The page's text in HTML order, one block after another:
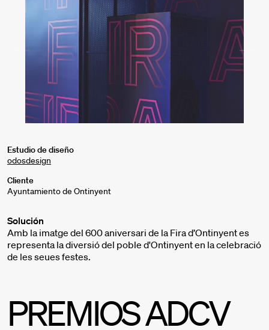
Estudio de diseño
odosdesign
Cliente
Ayuntamiento de Ontinyent
Solución
Amb la imatge del 600 aniversari de la Fira d’Ontinyent es
representa la diversió del poble d'Ontinyent en la celebració
de les seues festes.
PREMIOS ADCV